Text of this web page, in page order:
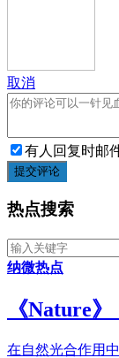
取消
有人回复时邮
提交评论
热点搜索
纳微热点
《​Nature
在自然光合作用